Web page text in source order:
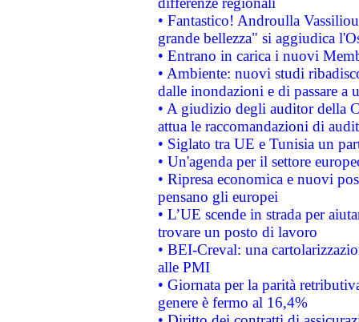
• Fantastico! Androulla
grande bellezza" si aggiudica
• Entrano in carica i nuovi
• Ambiente: nuovi studi
dalle inondazioni e di passare a
• A giudizio degli auditor della
attua le raccomandazioni di
• Siglato tra UE e Tunisia un
• Un'agenda per il settore
• Ripresa economica e nuovi
pensano gli europei
• L’UE scende in strada per
trovare un posto di lavoro
• BEI-Creval: una
alle PMI
• Giornata per la parità
genere è fermo al 16,4%